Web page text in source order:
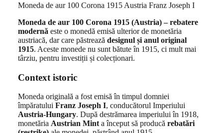
Moneda de aur 100 Corona 1915 Austria Franz Joseph I
Moneda de aur 100 Corona 1915 (Austria) – rebatere
modernă este o monedă emisă ulterior de monetăria
austriacă, dar care păstrează designul și anul original
1915. Aceste monede nu sunt bătute în 1915, ci mult mai
târziu, pentru investiții și colecționari.
Context istoric
Moneda originală a fost emisă în timpul domniei
împăratului Franz Joseph I, conducătorul Imperiului
Austria-Hungary. După destrămarea imperiului în 1918,
monetăria Austrian Minta început să producă rebatări